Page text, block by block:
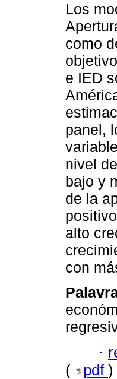
Los
como
e IED
panel,
nivel
bajo y
de la
alto
con
·
(
pdf )